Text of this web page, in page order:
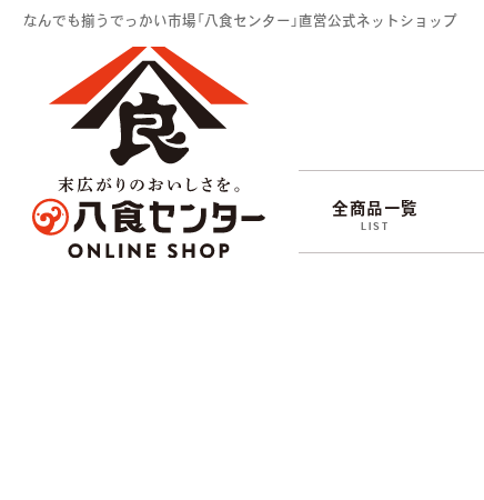
なんでも揃うでっかい市場「八食センター」直営公式ネットショップ
全商品一覧
LIST